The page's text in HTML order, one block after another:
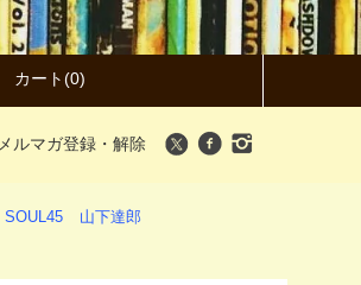
カート(0)
メルマガ登録・解除
SOUL45
山下達郎